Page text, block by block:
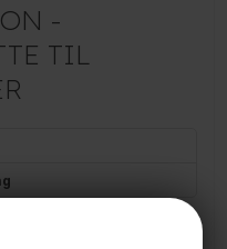
-
TIL